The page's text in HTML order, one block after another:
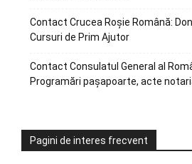
Contact Crucea Roșie Română:
Cursuri de Prim Ajutor
Contact Consulatul General al
Programări pașapoarte, acte
Pagini de interes frecvent